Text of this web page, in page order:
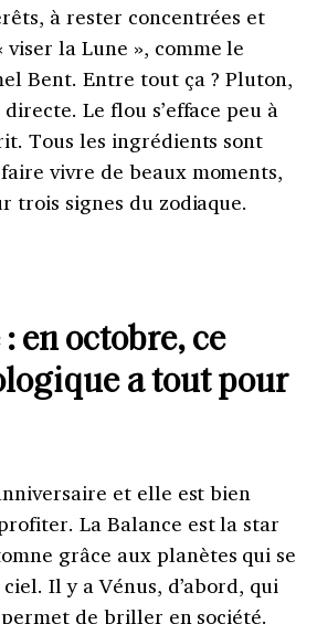
à rester concentrées et
viser la Lune », comme le
Bent. Entre tout ça ? Pluton,
Le flou s’efface peu à
Tous les ingrédients sont
vivre de beaux moments,
trois signes du zodiaque.
en octobre, ce
a tout pour
et elle est bien
La Balance est la star
grâce aux planètes qui se
Il y a Vénus, d’abord, qui
de briller en société.